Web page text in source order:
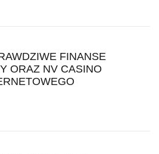
FINANSE
ORAZ NV CASINO